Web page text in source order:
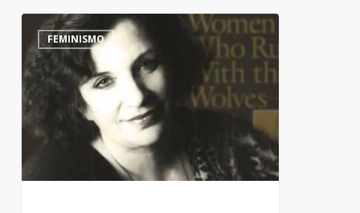
você
sabe
de
uma
coisa
engraçada
sobre
FEMINISMO